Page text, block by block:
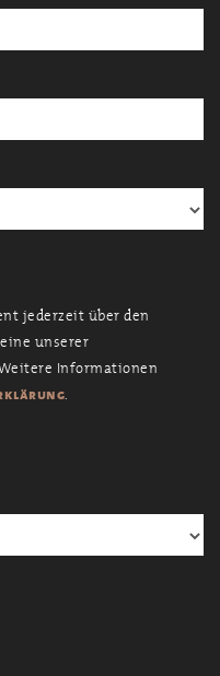
jederzeit über den
unserer
Informationen
.